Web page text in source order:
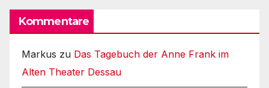
Kommentare
Markus zu Das Tagebuch der Anne Frank im
Alten Theater Dessau